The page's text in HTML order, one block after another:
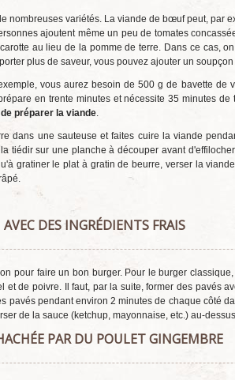
nombreuses variétés. La viande de bœuf peut, par
ajoutent même un peu de tomates
au lieu de la pomme de terre. Dans ce cas,
plus de saveur, vous pouvez ajouter un
vous aurez besoin de 500 g de bavette
en trente minutes et nécessite 35 minutes
préparer la viande.
dans une sauteuse et faites cuire la viande
tiédir sur une planche à découper avant
gratiner le plat à gratin de beurre, verser la
DES INGRÉDIENTS FRAIS
pour faire un bon burger. Pour le burger
de poivre. Il faut, par la suite, former des pavés
pavés pendant environ 2 minutes de chaque côté
de la sauce (ketchup, mayonnaise, etc.) au-
PAR DU POULET GINGEMBRE